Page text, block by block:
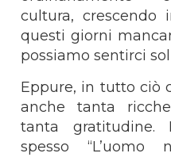
cultura,
questi giorni
possiamo sentirci
Eppure, in tutto ciò
anche tanta
tanta
spesso “L’uomo